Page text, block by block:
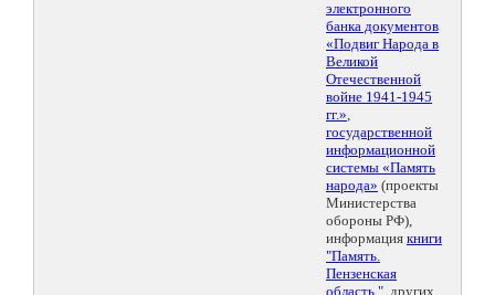
электронного
банка документов
«Подвиг Народа в
Великой
Отечественной
войне 1941-1945
гг.»,
государственной
информационной
системы «Память
народа» (проекты
Министерства
обороны РФ),
информация книги
"Память.
Пензенская
область.", других